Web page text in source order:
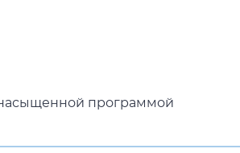
программой